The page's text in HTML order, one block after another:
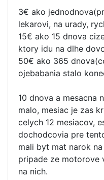
3€ ako
lekarovi, na urady,
15€ ako 15 dnova
ktory idu na dlhe
50€ ako 365
ojebabania stalo
10 dnova a mesacna
malo, mesiac je zas
celych 12 mesiacov,
dochodcovia pre
mali byt mat narok
pripade ze motorove
na nich.